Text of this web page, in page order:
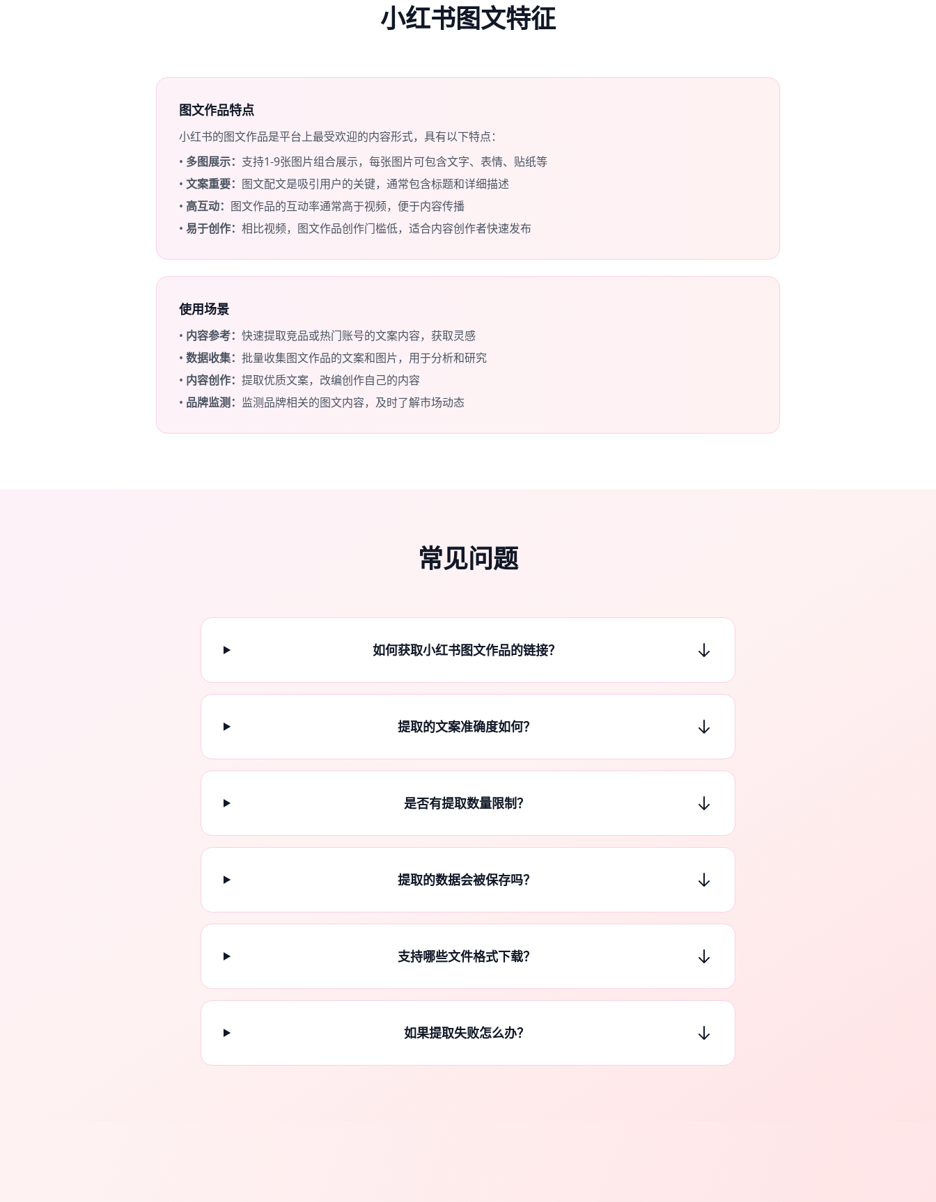
小红书图文特征
图文作品特点
小红书的图文作品是平台上最受欢迎的内容形式，具有以下特点：
• 多图展示： 支持1-9张图片组合展示，每张图片可包含文字、表情、贴纸等
• 文案重要： 图文配文是吸引用户的关键，通常包含标题和详细描述
• 高互动： 图文作品的互动率通常高于视频，便于内容传播
• 易于创作： 相比视频，图文作品创作门槛低，适合内容创作者快速发布
使用场景
• 内容参考： 快速提取竞品或热门账号的文案内容，获取灵感
• 数据收集： 批量收集图文作品的文案和图片，用于分析和研究
• 内容创作： 提取优质文案，改编创作自己的内容
• 品牌监测： 监测品牌相关的图文内容，及时了解市场动态
常见问题
如何获取小红书图文作品的链接？
提取的文案准确度如何？
是否有提取数量限制？
提取的数据会被保存吗？
支持哪些文件格式下载？
如果提取失败怎么办？